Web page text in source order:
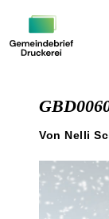
Von Nelli